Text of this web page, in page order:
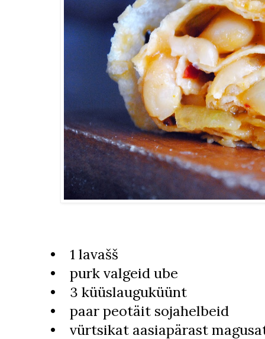
• 1 lavašš
• purk valgeid ube
• 3 küüslauguküünt
• paar peotäit sojahelbeid
• vürtsikat aasiapärast